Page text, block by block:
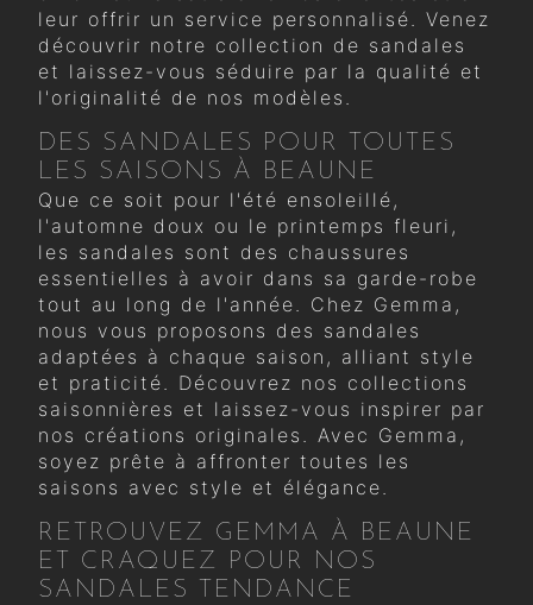
leur offrir un service personnalisé. Venez
découvrir notre collection de sandales
et laissez-vous séduire par la qualité et
l'originalité de nos modèles.
DES SANDALES POUR TOUTES
LES SAISONS À BEAUNE
Que ce soit pour l'été ensoleillé,
l'automne doux ou le printemps fleuri,
les sandales sont des chaussures
essentielles à avoir dans sa garde-robe
tout au long de l'année. Chez Gemma,
nous vous proposons des sandales
adaptées à chaque saison, alliant style
et praticité. Découvrez nos collections
saisonnières et laissez-vous inspirer par
nos créations originales. Avec Gemma,
soyez prête à affronter toutes les
saisons avec style et élégance.
RETROUVEZ GEMMA À BEAUNE
ET CRAQUEZ POUR NOS
SANDALES TENDANCE